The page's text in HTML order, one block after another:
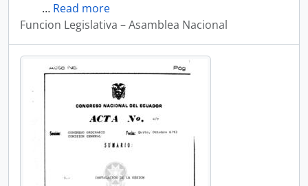
… Read more
Funcion Legislativa – Asamblea Nacional